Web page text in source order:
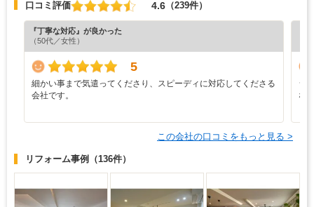
口コミ評価 4.6 （239件）
『丁寧な対応』が良かった
（50代／女性）
5
細かい事まで気遣ってくださり、スピーディに対応してくださる
会社です。
シ
な
この会社の口コミをもっと見る >
リフォーム事例 （136件）